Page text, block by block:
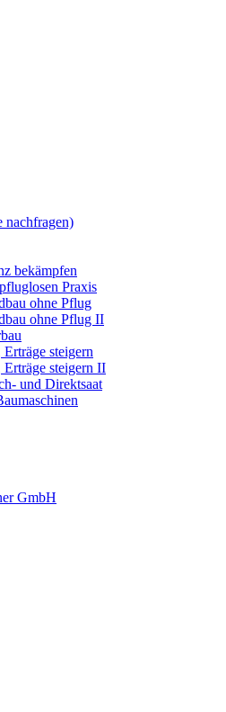
nachfragen)
bekämpfen
Praxis
ohne Pflug
ohne Pflug II
steigern
Erträge steigern II
und Direktsaat
GmbH